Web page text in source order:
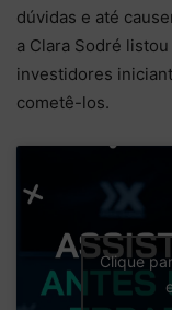
dúvidas e até
a Clara Sodré
investidores
cometê-los.
Clique